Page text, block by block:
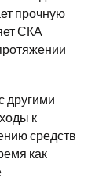
прочную
СКА
другими
к
средств
как